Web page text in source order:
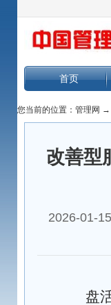
首页
您当前的位置： 管理网 →
改善型
2026-01-
盘活